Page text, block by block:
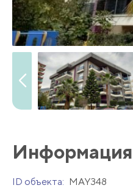
Информация
ID объекта: MAY348